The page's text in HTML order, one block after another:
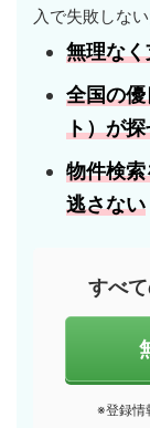
入で失敗しな
無理な
全国の
ト）が
物件検
逃さない
すべ
※登録情